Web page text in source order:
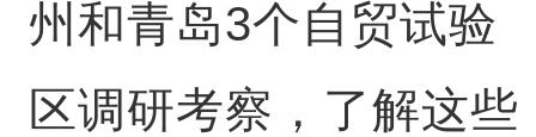
州和青岛3个自贸试验
区调研考察，了解这些